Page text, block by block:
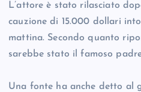
L’attore è stato rilasciato
cauzione di 15.000 dollari
mattina. Secondo quanto
sarebbe stato il famoso
Una fonte ha anche detto al